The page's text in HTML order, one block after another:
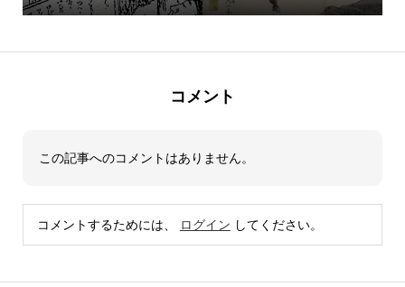
コメント
この記事へのコメントはありません。
コメントするためには、 ログイン してください。